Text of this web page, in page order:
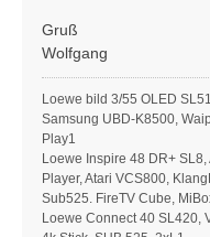
Gruß
Wolfgang
Loewe bild 3/55 OLED
Samsung UBD-K8500,
Play1
Loewe Inspire 48 DR+
Player, Atari VCS800,
Sub525. FireTV Cube,
Loewe Connect 40 SL420,